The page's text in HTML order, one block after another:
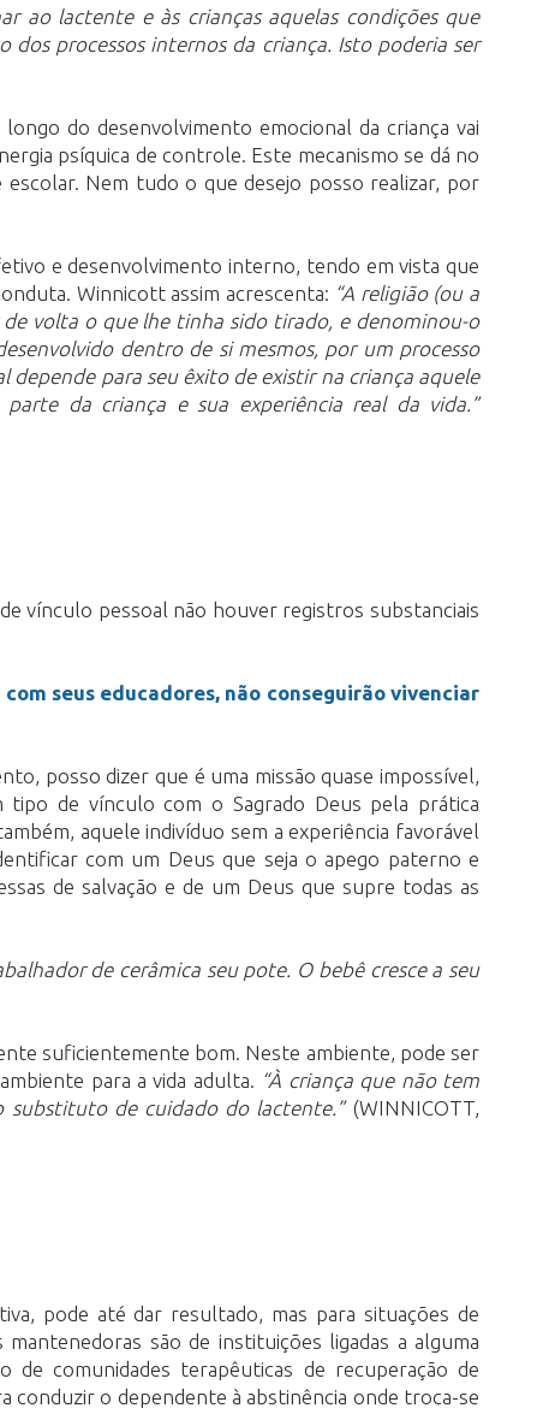
ao lactente e às crianças aquelas condições que
dos processos internos da criança. Isto poderia ser
do desenvolvimento emocional da criança vai
psíquica de controle. Este mecanismo se dá no
Nem tudo o que desejo posso realizar, por
e desenvolvimento interno, tendo em vista que
Winnicott assim acrescenta: “A religião (ou a
volta o que lhe tinha sido tirado, e denominou-o
dentro de si mesmos, por um processo
depende para seu êxito de existir na criança aquele
da criança e sua experiência real da vida.”
vínculo pessoal não houver registros substanciais
seus educadores, não conseguirão vivenciar
posso dizer que é uma missão quase impossível,
tipo de vínculo com o Sagrado Deus pela prática
aquele indivíduo sem a experiência favorável
com um Deus que seja o apego paterno e
de salvação e de um Deus que supre todas as
de cerâmica seu pote. O bebê cresce a seu
suficientemente bom. Neste ambiente, pode ser
para a vida adulta. “À criança que não tem
substituto de cuidado do lactente.”(WINNICOTT,
pode até dar resultado, mas para situações de
são de instituições ligadas a alguma
comunidades terapêuticas de recuperação de
conduzir o dependente à abstinência onde troca-se